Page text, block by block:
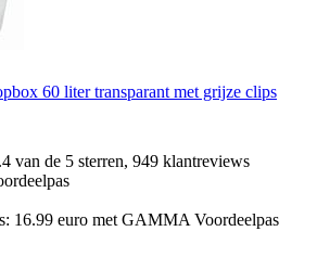
60 liter transparant met grijze clips
van de 5 sterren, 949 klantreviews
16.99 euro met GAMMA Voordeelpas